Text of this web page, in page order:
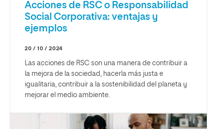
Acciones de RSC o Responsabilidad
Social Corporativa: ventajas y
ejemplos
20 / 10 / 2024
Las acciones de RSC son una manera de contribuir a
la mejora de la sociedad, hacerla más justa e
igualitaria, contribuir a la sostenibilidad del planeta y
mejorar el medio ambiente.